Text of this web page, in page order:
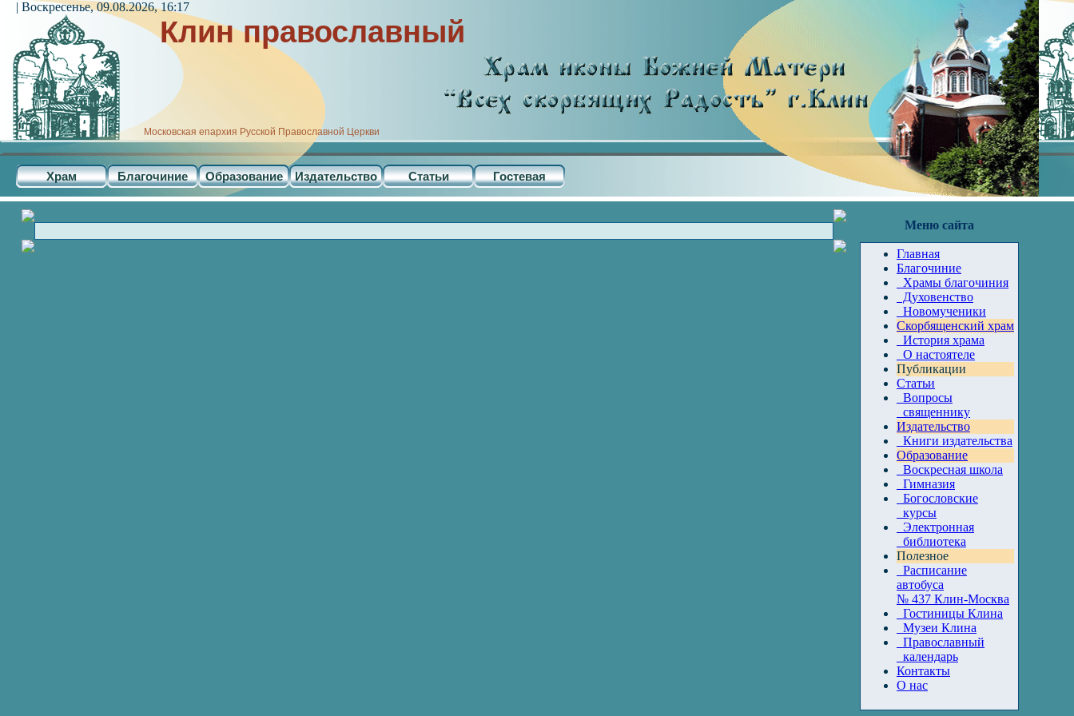
Клин православный
Московская епархия Русской Православной Церкви
Храм Благочиние Образование Издательство Статьи Гостевая
| Воскресенье, 09.08.2026, 16:17
Меню сайта
Главная
Благочиние
Храмы благочиния
Духовенство
Новомученики
Скорбященский храм
История храма
О настоятеле
Публикации
Статьи
Вопросы
священнику
Издательство
Книги издательства
Образование
Воскресная школа
Гимназия
Богословские
курсы
Электронная
библиотека
Полезное
Расписание
автобуса
№ 437 Клин-Москва
Гостиницы Клина
Музеи Клина
Православный
календарь
Контакты
О нас